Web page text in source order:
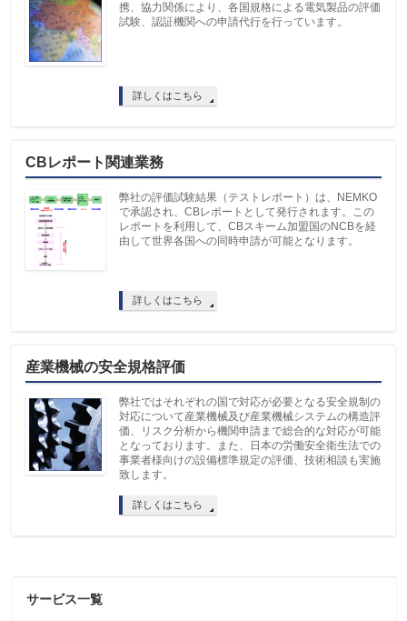
携、協力関係により、各国規格による電気製品の評価
試験、認証機関への申請代行を行っています。
詳しくはこちら
CBレポート関連業務
弊社の評価試験結果（テストレポート）は、NEMKO
で承認され、CBレポートとして発行されます。この
レポートを利用して、CBスキーム加盟国のNCBを経
由して世界各国への同時申請が可能となります。
詳しくはこちら
産業機械の安全規格評価
弊社ではそれぞれの国で対応が必要となる安全規制の
対応について産業機械及び産業機械システムの構造評
価、リスク分析から機関申請まで総合的な対応が可能
となっております。また、日本の労働安全衛生法での
事業者様向けの設備標準規定の評価、技術相談も実施
致します。
詳しくはこちら
サービス一覧